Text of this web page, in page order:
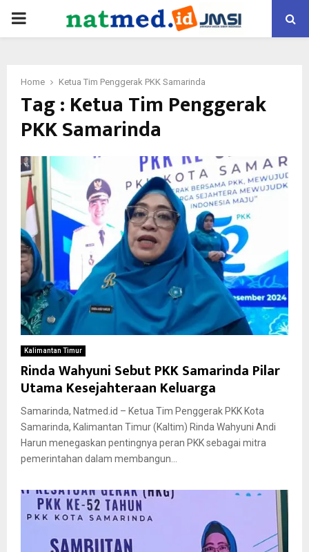
PRIMARY
Home Ketua Tim Penggerak PKK Samarinda
Tag : Ketua Tim Penggerak
PKK Samarinda
Kalimantan Timur
Rinda Wahyuni Sebut PKK Samarinda Pilar
Utama Kesejahteraan Keluarga
Samarinda, Natmed.id – Ketua Tim Penggerak PKK Kota
Samarinda, Kalimantan Timur (Kaltim) Rinda Wahyuni Andi
Harun menegaskan pentingnya peran PKK sebagai mitra
pemerintahan dalam membangun...